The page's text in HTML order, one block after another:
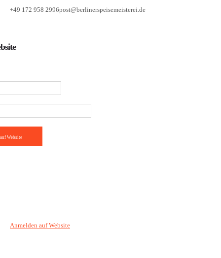
+49 172 958 2996post@berlinerspeisemeisterei.de
Website
Anmelden auf Website